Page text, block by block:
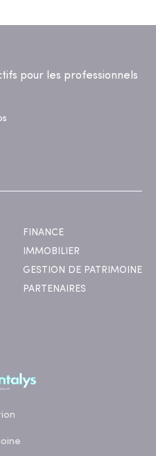
pour les professionnels
FINANCE
IMMOBILIER
GESTION DE PATRIMOINE
PARTENAIRES